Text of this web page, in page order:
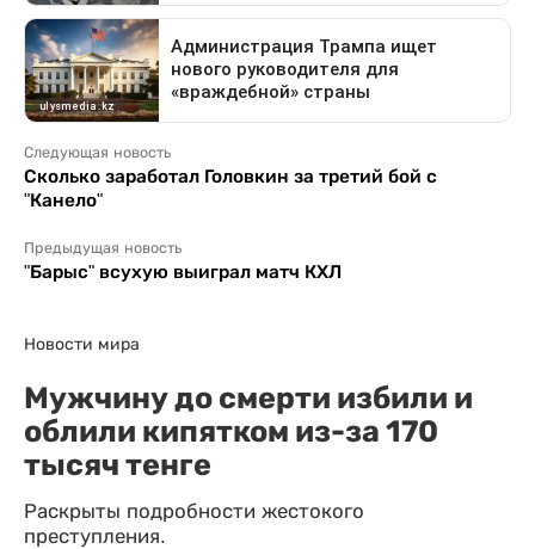
Следующая новость
Сколько заработал Головкин за третий бой с
"Канело"
Предыдущая новость
"Барыс" всухую выиграл матч КХЛ
Новости мира
Мужчину до смерти избили и
облили кипятком из-за 170
тысяч тенге
Раскрыты подробности жестокого
преступления.